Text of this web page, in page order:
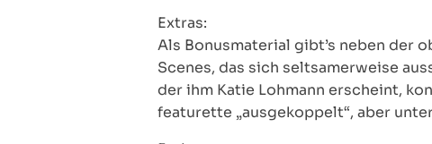
Extras:
Als Bonusmaterial gibt’s neben der
Scenes, das sich seltsamerweise
der ihm Katie Lohmann erscheint,
featurette „ausgekoppelt“, aber